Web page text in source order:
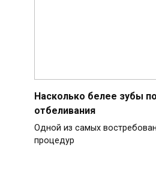
Насколько белее зубы
отбеливания
Одной из самых
процедур